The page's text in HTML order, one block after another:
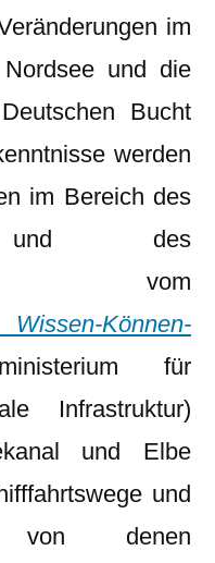
im
und die
Bucht
werden
im Bereich des
und des
vom
Wissen-Können-
für
Infrastruktur)
und Elbe
und
von denen